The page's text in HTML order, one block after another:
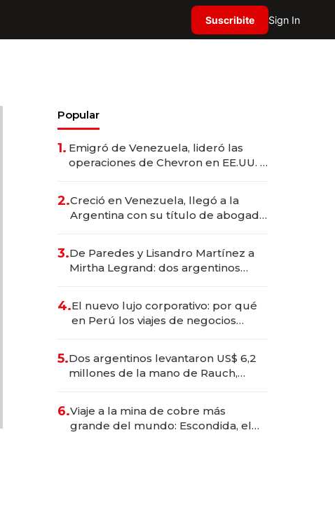
Suscribite Sign In
Popular
1. Emigró de Venezuela, lideró las
operaciones de Chevron en EE.UU. y
2.Creció en Venezuela, llegó a la
Argentina con su título de abogado
marcas "fast premium"
3.De Paredes y Lisandro Martínez a
Mirtha Legrand: dos argentinos
4.El nuevo lujo corporativo: por qué
en Perú los viajes de negocios
transformadoras
5.Dos argentinos levantaron US$ 6,2
millones de la mano de Rauch,
6.Viaje a la mina de cobre más
grande del mundo: Escondida, el